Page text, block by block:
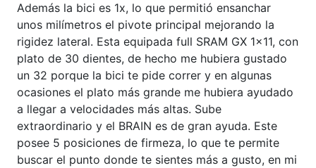
Además la bici es 1x, lo que permitió ensanchar
unos milímetros el pivote principal mejorando la
rigidez lateral. Esta equipada full SRAM GX 1×11, con
plato de 30 dientes, de hecho me hubiera gustado
un 32 porque la bici te pide correr y en algunas
ocasiones el plato más grande me hubiera ayudado
a llegar a velocidades más altas. Sube
extraordinario y el BRAIN es de gran ayuda. Este
posee 5 posiciones de firmeza, lo que te permite
buscar el punto donde te sientes más a gusto, en mi